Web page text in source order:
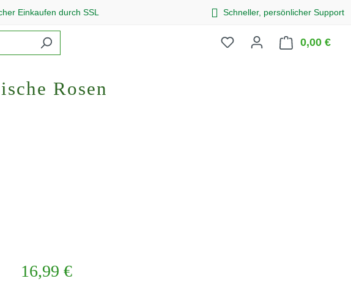
Einkaufen durch SSL Schneller, persönlicher Support
0,00 €
Rosen
Regulärer Preis:
16,99 €